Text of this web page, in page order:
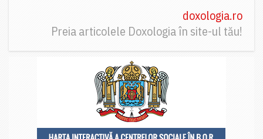
doxologia.ro
Preia articolele Doxologia în site-ul tău!